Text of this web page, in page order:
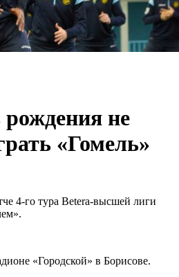
не
«Гомель»
4-го тура Betera-высшей лиги
«Городской» в Борисове.